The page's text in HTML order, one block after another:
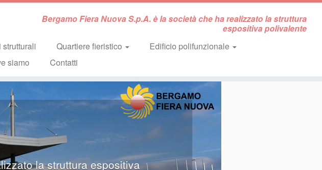
Bergamo Fiera Nuova S.p.A. è la società che ha realizzato la struttura
espositiva polivalente
strutturali Quartiere fieristico
Edificio polifunzionale
siamo Contatti
la struttura espositiva